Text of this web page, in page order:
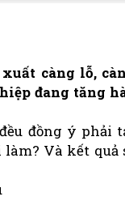
xuất càng lỗ,
đang tăng
đồng ý phải
Và kết quả